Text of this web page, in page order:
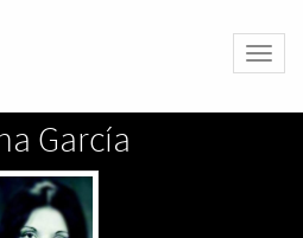
García